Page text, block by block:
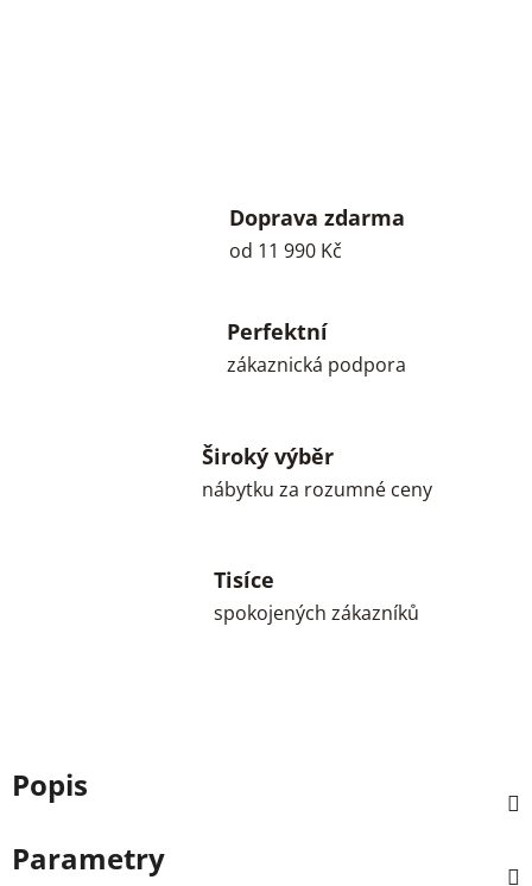
Doprava zdarma
od 11 990 Kč
Perfektní
zákaznická podpora
Široký výběr
nábytku za rozumné ceny
Tisíce
spokojených zákazníků
Popis
Parametry